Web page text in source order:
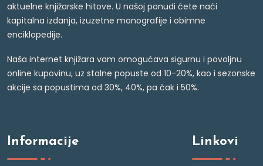
aktuelne knjižarske hitove. U našoj ponudi ćete naći
kapitalna izdanja, izuzetne monografije i obimne
enciklopedije.
Naša internet knjižara vam omogućava sigurnu i povoljnu
online kupovinu, uz stalne popuste od 10-20%, kao i sezonske
akcije sa popustima od 30%, 40%, pa čak i 50%.
Informacije Linkovi